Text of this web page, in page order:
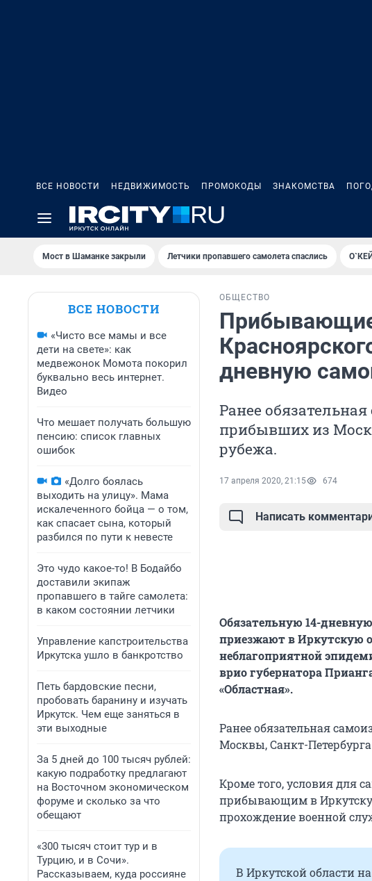
ВСЕ НОВОСТИ НЕДВИЖИМОСТЬ ПРОМОКОДЫ ЗНАКОМСТВА
Мост в Шаманке закрыли Летчики пропавшего самолета спаслись
ВСЕ НОВОСТИ
«Чисто все мамы и все
дети на свете»: как
медвежонок Момота покорил
буквально весь интернет.
Видео
Что мешает получать большую
пенсию: список главных
ошибок
«Долго боялась
выходить на улицу». Мама
искалеченного бойца — о том,
как спасает сына, который
разбился по пути к невесте
Это чудо какое-то! В Бодайбо
доставили экипаж
пропавшего в тайге самолета:
в каком состоянии летчики
Управление капстроительства
Иркутска ушло в банкротство
Петь бардовские песни,
пробовать баранину и изучать
Иркутск. Чем еще заняться в
эти выходные
За 5 дней до 100 тысяч рублей:
какую подработку предлагают
на Восточном экономическом
форуме и сколько за что
обещают
«300 тысяч стоит тур и в
Турцию, и в Сочи».
Рассказываем, куда россияне
ОБЩЕСТВО
дневную
Ранее
прибывших из
рубежа.
17 апреля 2020, 21:15 674
Написать
Обязательную 14-
приезжают в Иркутскую
неблагоприятной
врио губернатора
«Областная».
Ранее обязательная
Москвы, Санкт-
Кроме того, условия для
прибывающим в
прохождение военной
В Иркутской области